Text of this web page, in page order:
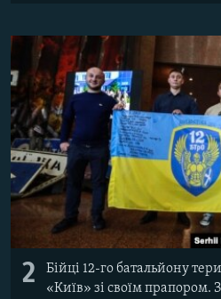
2
Бійці 12-го батальйону
«Київ» зі своїм прапором.